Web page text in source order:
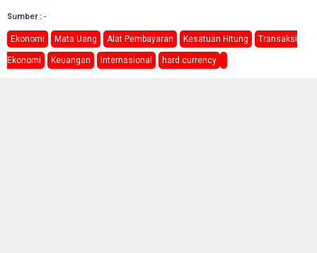
Sumber : -
Ekonomi Mata Uang Alat Pembayaran Kesatuan Hitung Transaksi
Ekonomi Keuangan Internasional hard currency